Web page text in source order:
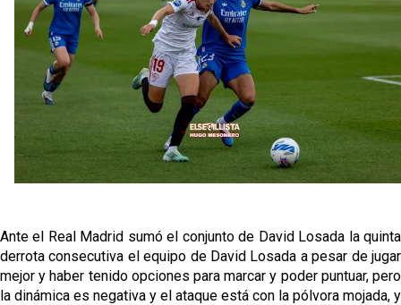
Sow muy cerca de cerrar su traspaso al Genoa
Oso es el siguiente en la lista para salir
Banquillos confirmados: así queda la cantera del
Sevilla Femenino para la 2026/27
Celta y Rayo agitan el mercado de La Liga
Previa | El Sevilla FC cierra la pretemporada con el
exigente choque ante el Bayer Leverkusen
Ante el Real Madrid sumó el conjunto de David Losada la quinta
derrota consecutiva el equipo de David Losada a pesar de jugar
mejor y haber tenido opciones para marcar y poder puntuar, pero
la dinámica es negativa y el ataque está con la pólvora mojada, y